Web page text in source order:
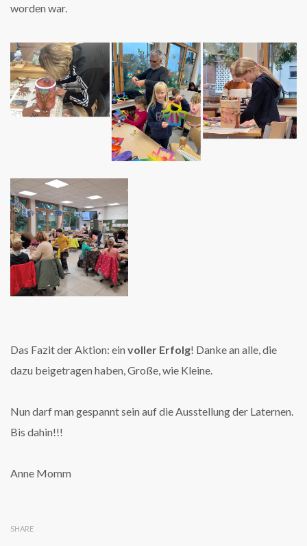
worden war.
Das Fazit der Aktion: ein voller Erfolg! Danke an alle, die
dazu beigetragen haben, Große, wie Kleine.
Nun darf man gespannt sein auf die Ausstellung der Laternen.
Bis dahin!!!
Anne Momm
SHARE